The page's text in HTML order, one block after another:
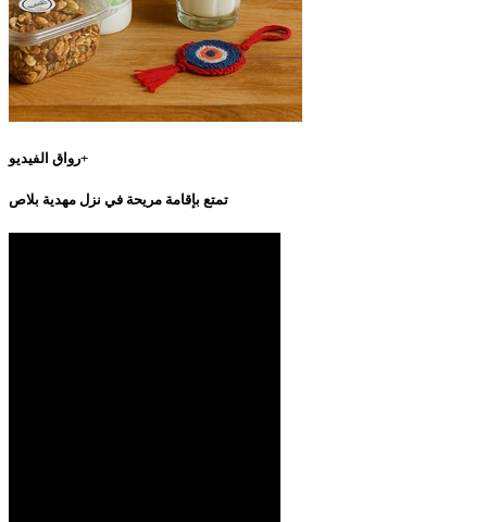
رواق الفيديو+
تمتع بإقامة مريحة في نزل مهدية بلاص